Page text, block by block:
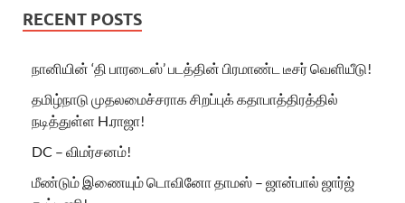
RECENT POSTS
நானியின் ‘தி பாரடைஸ்’ படத்தின் பிரமாண்ட டீசர் வெளியீடு!
தமிழ்நாடு முதலமைச்சராக சிறப்புக் கதாபாத்திரத்தில்
நடித்துள்ள H.ராஜா!
DC – விமர்சனம்!
மீண்டும் இணையும் டொவினோ தாமஸ் – ஜான்பால் ஜார்ஜ்